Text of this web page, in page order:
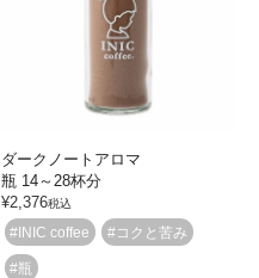
ダークノートアロマ
瓶 14～28杯分
¥2,376税込
#INIC coffee #コクと苦み
#瓶